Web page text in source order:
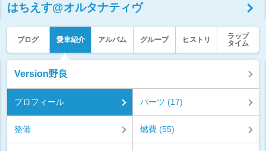
はちえす@オルタナティヴ
ブログ 愛車紹介 アルバム グループ ヒストリ
ラップ
タイム
Version野良
プロフィール パーツ (17)
整備 燃費 (55)